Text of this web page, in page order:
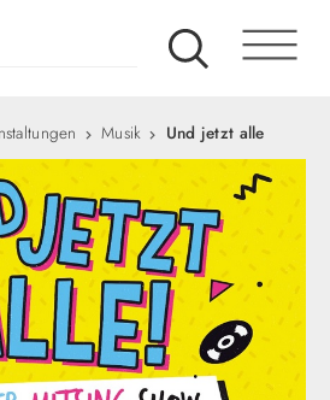
Musik Und jetzt alle